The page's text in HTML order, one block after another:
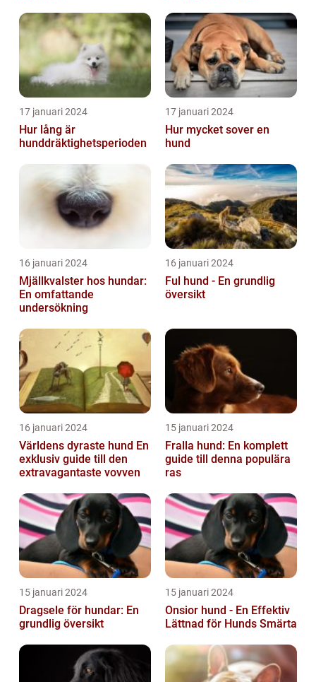
scabiei
17 januari 2024
Hur lång är
hunddräktighetsperioden
17 januari 2024
Hur mycket sover en
hund
16 januari 2024
Mjällkvalster hos hundar:
En omfattande
undersökning
16 januari 2024
Ful hund - En grundlig
översikt
16 januari 2024
Världens dyraste hund En
exklusiv guide till den
extravagantaste vovven
15 januari 2024
Fralla hund: En komplett
guide till denna populära
ras
15 januari 2024
Dragsele för hundar: En
grundlig översikt
15 januari 2024
Onsior hund - En Effektiv
Lättnad för Hunds Smärta